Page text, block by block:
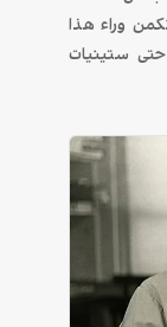
وراء هذا
حتى ستينيات